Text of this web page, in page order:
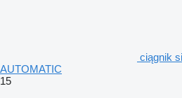
ciągnik
AUTOMATIC
15